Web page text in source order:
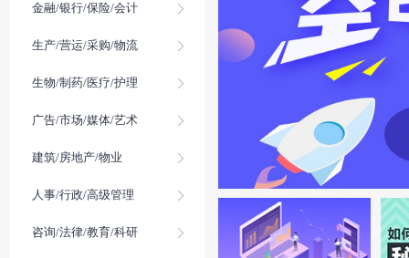
金融/银行/保险/会计
生产/营运/采购/物流
生物/制药/医疗/护理
广告/市场/媒体/艺术
建筑/房地产/物业
人事/行政/高级管理
咨询/法律/教育/科研